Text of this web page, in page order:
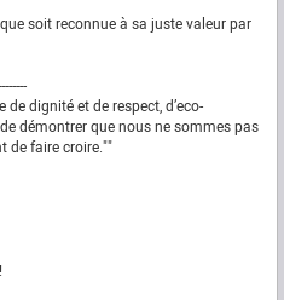
soit reconnue à sa juste valeur par
dignité et de respect, d’eco-
démontrer que nous ne sommes pas
de faire croire.""